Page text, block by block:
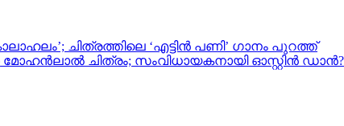
ചിത്രത്തിലെ ‘എട്ടിൻ പണി’ ഗാനം പുറത്ത്
ചിത്രം; സംവിധായകനായി ഓസ്റ്റിൻ ഡാൻ?